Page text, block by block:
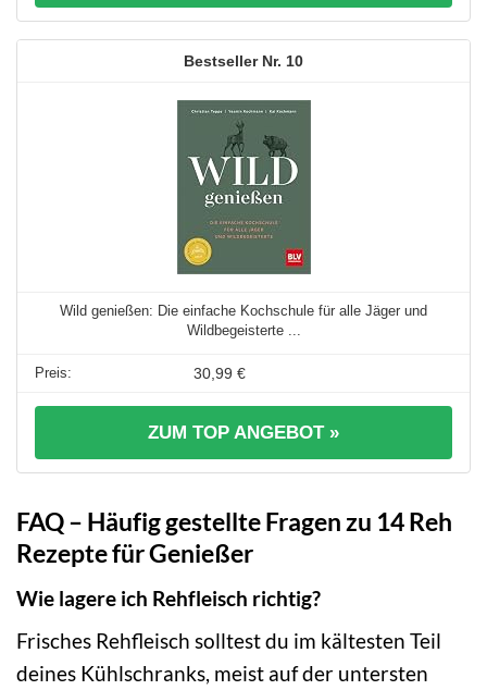
10
Wild genießen: Die einfache Kochschule für alle Jäger und
Wildbegeisterte ...
30,99 €
ZUM TOP ANGEBOT »
FAQ – Häufig gestellte Fragen zu 14 Reh
Rezepte für Genießer
Wie lagere ich Rehfleisch richtig?
Frisches Rehfleisch solltest du im kältesten Teil
deines Kühlschranks, meist auf der untersten